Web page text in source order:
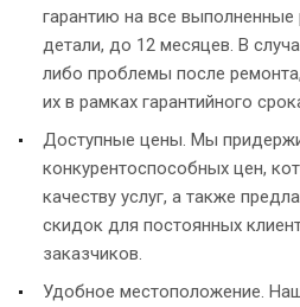
гарантию на все
детали, до 12 месяцев. В
либо проблемы после
их в рамках гарантийного
Доступные цены. Мы
конкурентоспособных цен,
качеству услуг, а также
скидок для постоянных
заказчиков.
Удобное местоположение.